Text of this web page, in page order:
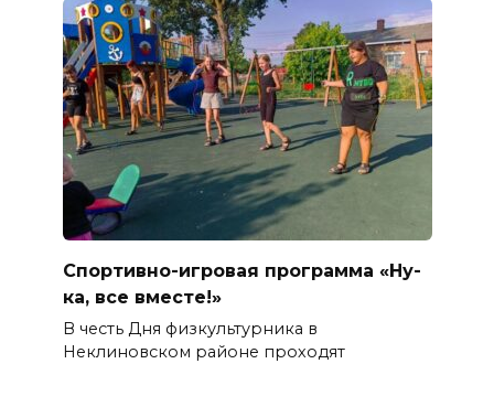
Спортивно-игровая программа «Ну-
ка, все вместе!»
В честь Дня физкультурника в
Неклиновском районе проходят